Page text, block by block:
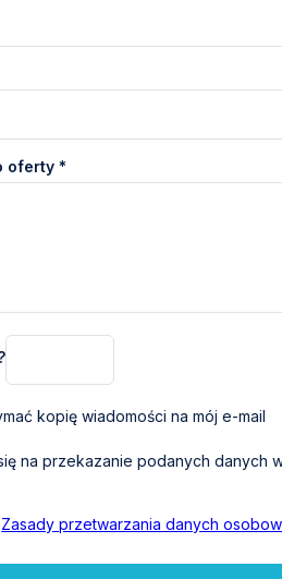
oferty *
kopię wiadomości na mój e-mail
na przekazanie podanych danych
Zasady przetwarzania danych